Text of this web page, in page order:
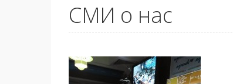
СМИ о нас